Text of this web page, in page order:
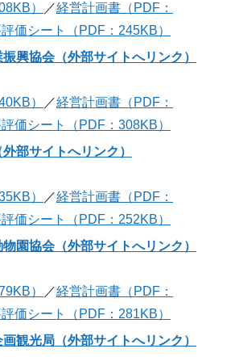
）
／経営計画書（PDF：
価シート（PDF：245KB）
振興協会（外部サイトへリンク）
）
／経営計画書（PDF：
価シート（PDF：308KB）
部サイトへリンク）
）
／経営計画書（PDF：
価シート（PDF：252KB）
物園協会（外部サイトへリンク）
）
／経営計画書（PDF：
価シート（PDF：281KB）
画観光局（外部サイトへリンク）